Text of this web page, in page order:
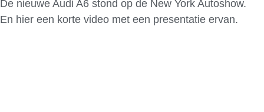
De nieuwe Audi A6 stond op de New York Autoshow.
En hier een korte video met een presentatie ervan.